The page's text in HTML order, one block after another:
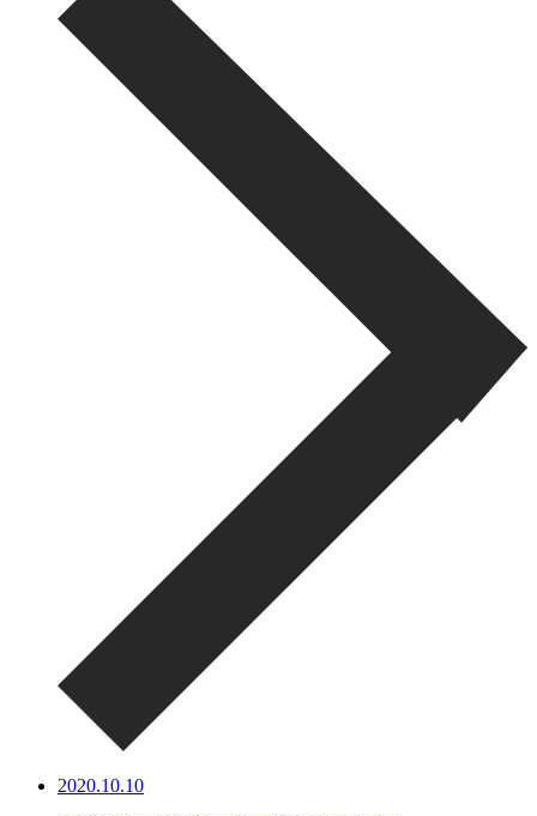
2020.10.10